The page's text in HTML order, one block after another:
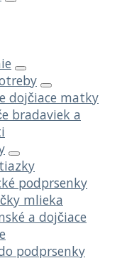
dojčiace matky
bradaviek a
podprsenky
mlieka
a dojčiace
podprsenky